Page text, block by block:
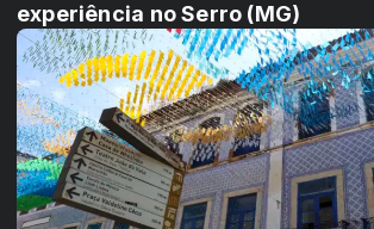
experiência no Serro (MG)